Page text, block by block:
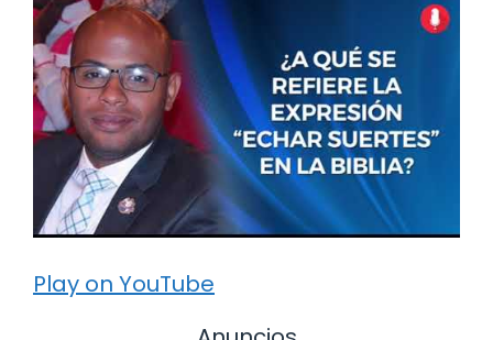
Play on YouTube